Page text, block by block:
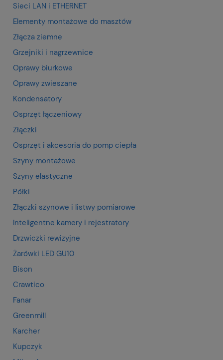
Sieci LAN i ETHERNET
Elementy montażowe do masztów
Złącza ziemne
Grzejniki i nagrzewnice
Oprawy biurkowe
Oprawy zwieszane
Kondensatory
Osprzęt łączeniowy
Złączki
Osprzęt i akcesoria do pomp ciepła
Szyny montażowe
Szyny elastyczne
Półki
Złączki szynowe i listwy pomiarowe
Inteligentne kamery i rejestratory
Drzwiczki rewizyjne
Żarówki LED GU10
Bison
Crawtico
Fanar
Greenmill
Karcher
Kupczyk